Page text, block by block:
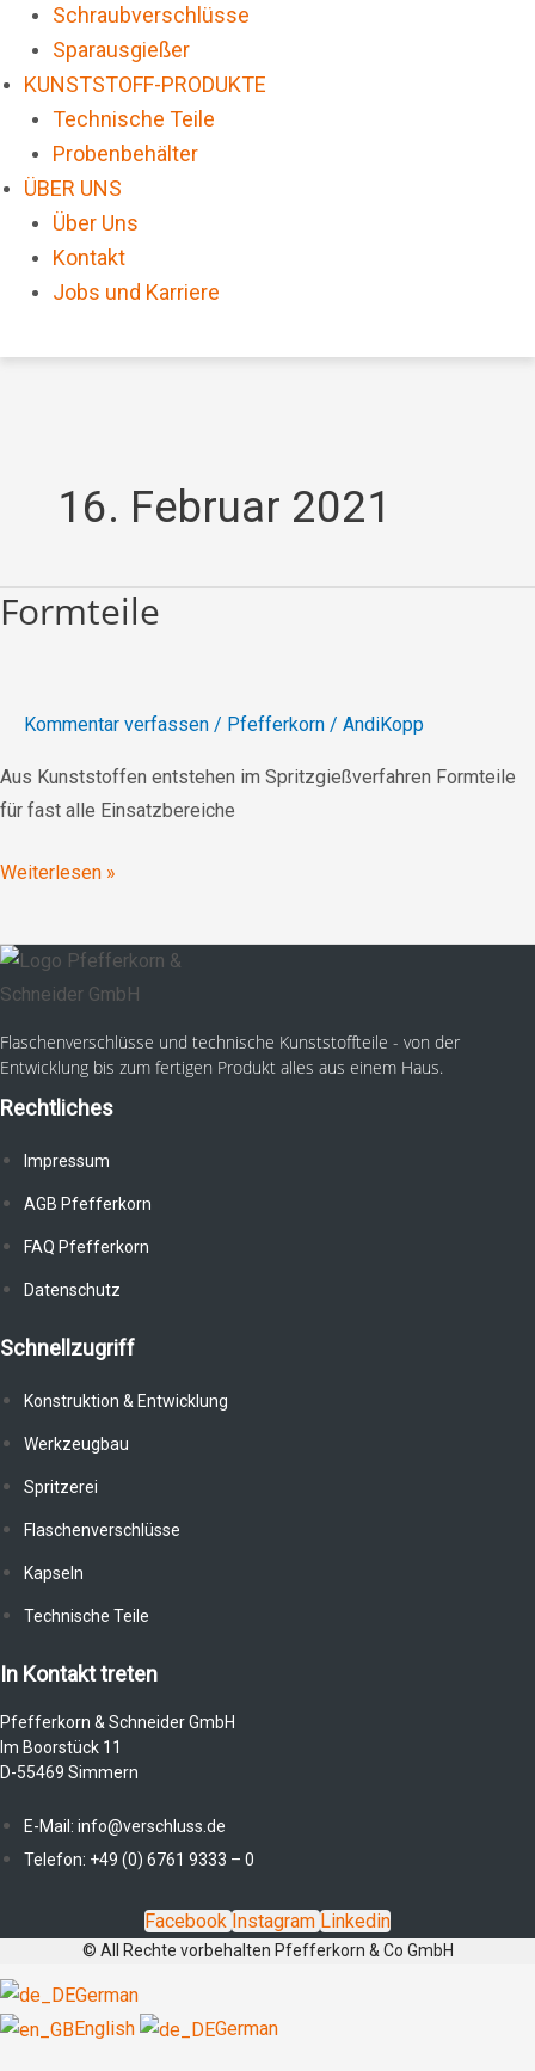
Schraubverschlüsse
Sparausgießer
KUNSTSTOFF-PRODUKTE
Technische Teile
Probenbehälter
ÜBER UNS
Über Uns
Kontakt
Jobs und Karriere
16. Februar 2021
Formteile
Kommentar verfassen / Pfefferkorn / AndiKopp
Aus Kunststoffen entstehen im Spritzgießverfahren Formteile
für fast alle Einsatzbereiche
Formteile
Weiterlesen »
Flaschenverschlüsse und technische Kunststoffteile - von der
Entwicklung bis zum fertigen Produkt alles aus einem Haus.
Rechtliches
Impressum
AGB Pfefferkorn
FAQ Pfefferkorn
Datenschutz
Schnellzugriff
Konstruktion & Entwicklung
Werkzeugbau
Spritzerei
Flaschenverschlüsse
Kapseln
Technische Teile
In Kontakt treten
Pfefferkorn & Schneider GmbH
Im Boorstück 11
D-55469 Simmern
E-Mail: info@verschluss.de
Telefon: +49 (0) 6761 9333 – 0
Facebook Instagram Linkedin
© All Rechte vorbehalten Pfefferkorn & Co GmbH
German
English
German